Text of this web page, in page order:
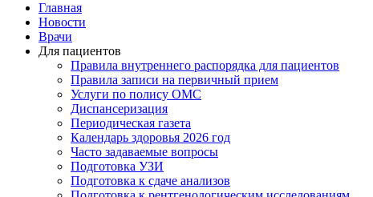
Главная
Новости
Врачи
Для пациентов
Правила внутреннего распорядка для пациентов
Правила записи на первичный прием
Услуги по полису ОМС
Диспансеризация
Периодическая газета
Календарь здоровья 2026 год
Часто задаваемые вопросы
Подготовка УЗИ
Подготовка к сдаче анализов